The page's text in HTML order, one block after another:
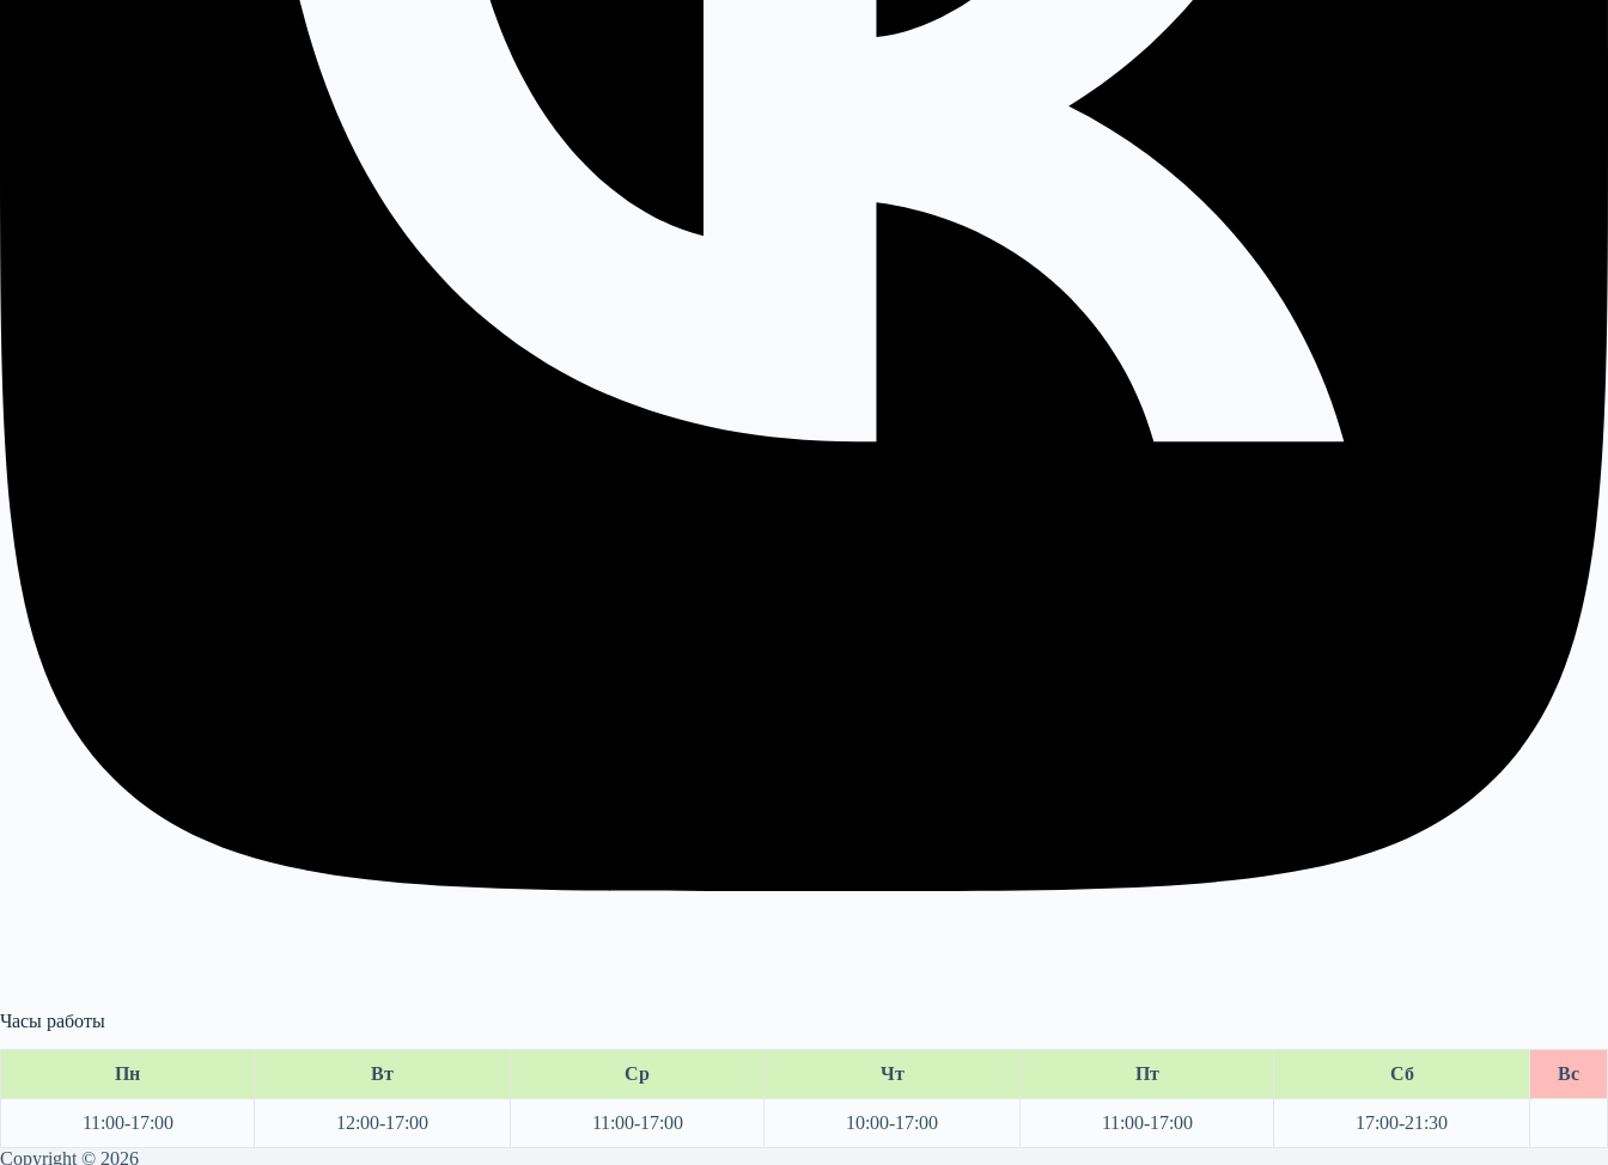
Часы работы
Пн Вт Ср Чт Пт Сб Вс
11:00-17:00 12:00-17:00 11:00-17:00 10:00-17:00 11:00-17:00
17:00-21:30
Copyright © 2026